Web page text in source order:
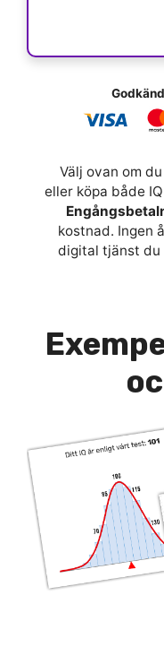
Välj ovan om
eller köpa både
kostnad. Ingen
digital tjänst du